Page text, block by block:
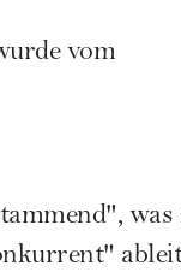
vom
was